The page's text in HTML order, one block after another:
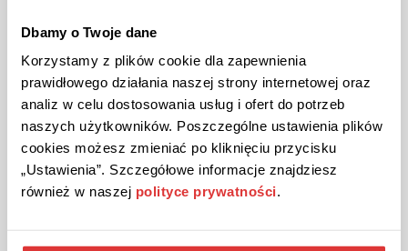
Dbamy o Twoje dane
Korzystamy z plików cookie dla zapewnienia
prawidłowego działania naszej strony internetowej oraz
analiz w celu dostosowania usług i ofert do potrzeb
naszych użytkowników. Poszczególne ustawienia plików
cookies możesz zmieniać po kliknięciu przycisku
„Ustawienia”. Szczegółowe informacje znajdziesz
również w naszej polityce prywatności.
Kupon ważny do odwołania 42